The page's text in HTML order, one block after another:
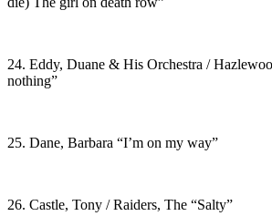
24. Eddy, Duane & His Orchestra /
nothing”
25. Dane, Barbara “I’m on my way”
26. Castle, Tony / Raiders, The “Salty”